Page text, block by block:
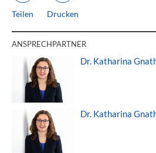
Teilen Drucken
ANSPRECHPARTNER
Dr. Katharina
Dr. Katharina